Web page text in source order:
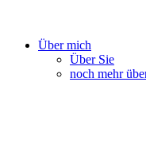
Über mich
Über Sie
noch mehr